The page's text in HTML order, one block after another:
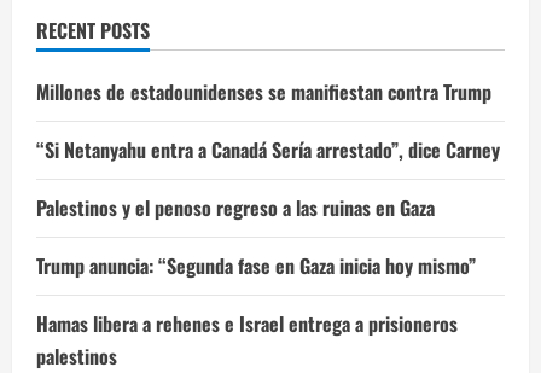
RECENT POSTS
Millones de estadounidenses se manifiestan contra Trump
“Si Netanyahu entra a Canadá Sería arrestado”, dice Carney
Palestinos y el penoso regreso a las ruinas en Gaza
Trump anuncia: “Segunda fase en Gaza inicia hoy mismo”
Hamas libera a rehenes e Israel entrega a prisioneros
palestinos